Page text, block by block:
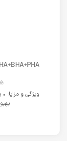
ویژگی و مزایا: